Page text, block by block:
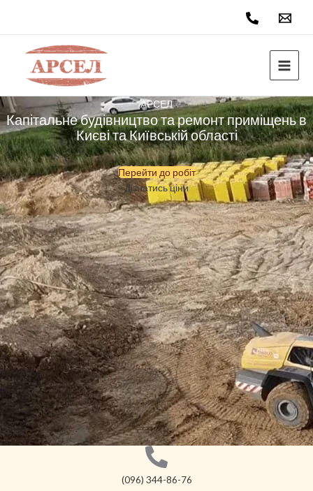
вмісту
АРСЕЛ
Капітальне будівництво та ремонт приміщень в
Києві та Київській області
Перейти до робіт
Дізнатись ціни
(096) 344-86-76